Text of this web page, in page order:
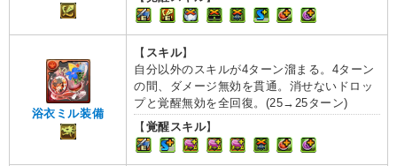
浴衣ミル装備
【 スキル】
自分以外のスキルが4ターン溜まる。4ターン
の間、ダメージ無効を貫通。消せないドロッ
プと覚醒無効を全回復。(25→25ターン)
【覚醒スキル】